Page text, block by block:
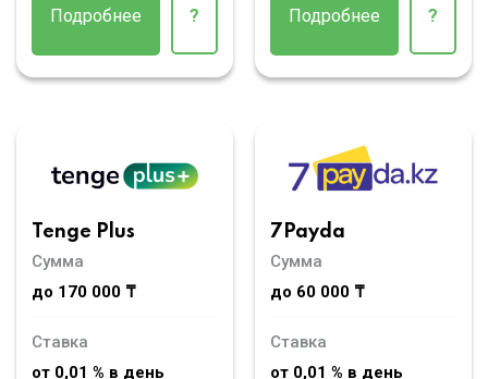
Подробнее ? Подробнее ?
Tenge Plus
Сумма
до 170 000 ₸
Ставка
от 0,01 % в день
7Payda
Сумма
до 60 000 ₸
Ставка
от 0,01 % в день